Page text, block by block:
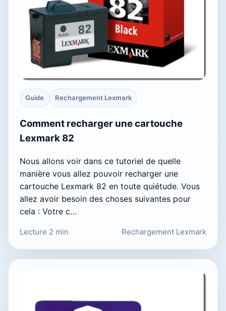
Guide Rechargement Lexmark
Comment recharger une cartouche
Lexmark 82
Nous allons voir dans ce tutoriel de quelle
manière vous allez pouvoir recharger une
cartouche Lexmark 82 en toute quiétude. Vous
allez avoir besoin des choses suivantes pour
cela : Votre c…
Lecture 2 min Rechargement Lexmark